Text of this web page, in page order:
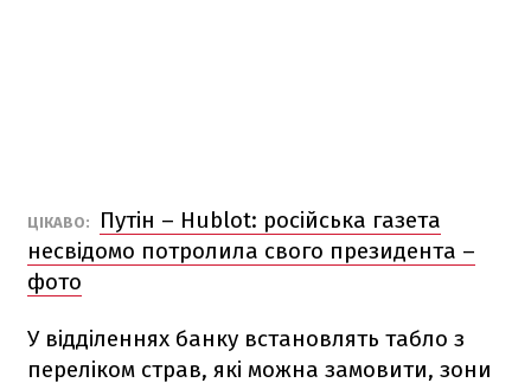
ЦІКАВО:
Путін – Hublot: російська газета
несвідомо потролила свого президента –
фото
У відділеннях банку встановлять табло з
переліком страв, які можна замовити, зони